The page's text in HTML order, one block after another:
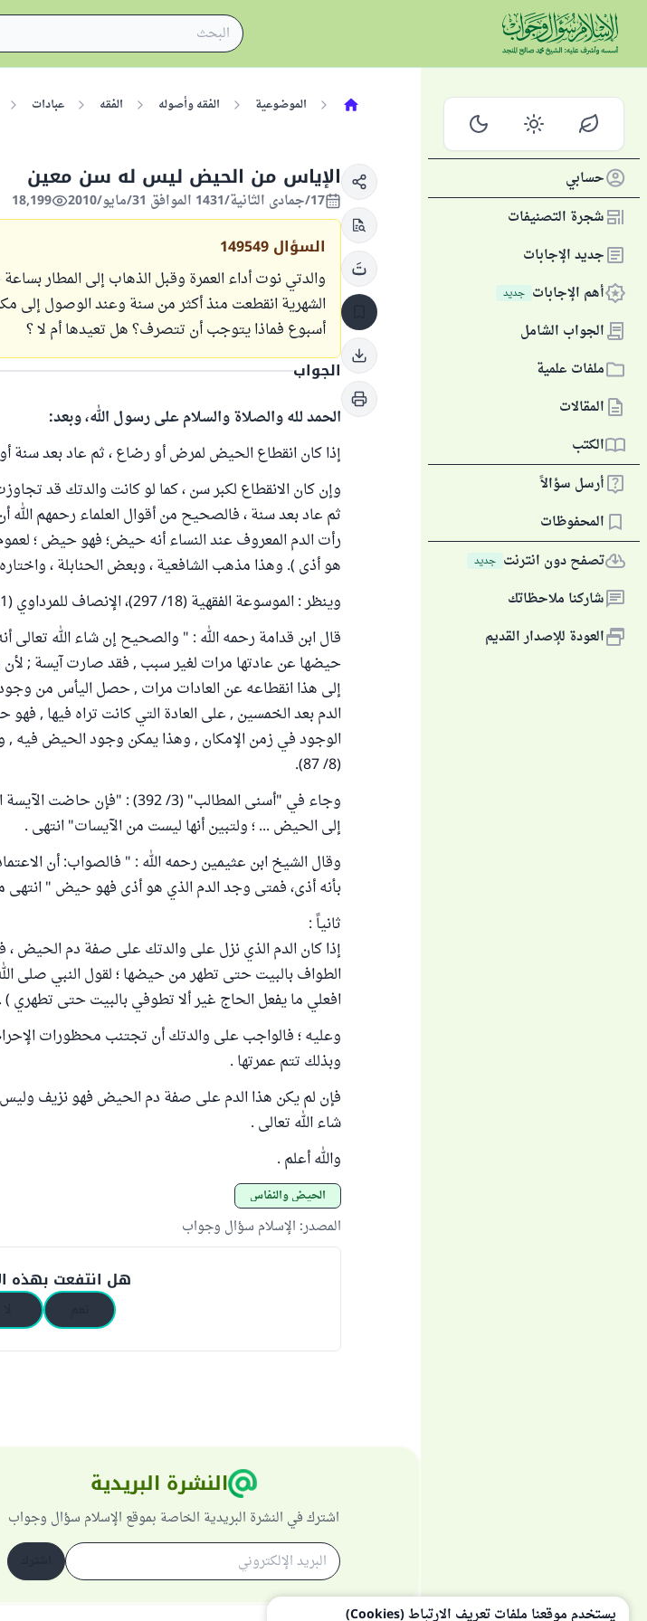
حسابي
شجرة التصنيفات
جديد الإجابات
أهم الإجابات جديد
الجواب الشامل
ملفات علمية
المقالات
الكتب
أرسل سؤالاً
المحفوظات
تصفح دون انترنت جديد
شاركنا ملاحظاتك
العودة للإصدار القديم
الموضوعية الفقه وأصوله الفقه عبادات
الإياس من الحيض ليس له سن معين
17/جمادى الثانية/1431 الموافق 31/مايو/2010 18,199
السؤال 149549
والدتي نوت أداء العمرة وقبل الذهاب إلى المطار
الشهرية انقطعت منذ أكثر من سنة وعند الوصول إلى
أسبوع فماذا يتوجب أن تتصرف؟ هل تعيدها أم لا ؟
الجواب
الحمد لله والصلاة والسلام على رسول الله، وبعد:
إذا كان انقطاع الحيض لمرض أو رضاع ، ثم عاد بعد سنة
وإن كان الانقطاع لكبر سن ، كما لو كانت والدتك قد
ثم عاد بعد سنة ، فالصحيح من أقوال العلماء رحمهم الله
رأت الدم المعروف عند النساء أنه حيض؛ فهو حيض ؛
هو أذى ). وهذا مذهب الشافعية ، وبعض الحنابلة ،
وينظر : الموسوعة الفقهية (18/ 297)، الإنصاف للمرداوي (1/ 356).
قال ابن قدامة رحمه الله : " والصحيح إن شاء الله تعالى
حيضها عن عادتها مرات لغير سبب , فقد صارت آيسة ;
إلى هذا انقطاعه عن العادات مرات , حصل اليأس من
الدم بعد الخمسين , على العادة التي كانت تراه فيها ,
الوجود في زمن الإمكان , وهذا يمكن وجود الحيض فيه ,
(8/ 87).
وجاء في "أسنى المطالب" (3/ 392)
إلى الحيض ... ؛ ولتبين أنها ليست من الآيسات" انتهى .
وقال الشيخ ابن عثيمين رحمه الله : " فالصواب: أن
بأنه أذى، فمتى وجد الدم الذي هو أذى فهو حيض " انتهى من
ثانياً :
إذا كان الدم الذي نزل على والدتك على صفة دم الحيض ،
الطواف بالبيت حتى تطهر من حيضها ؛ لقول النبي صلى
افعلي ما يفعل الحاج غير ألا تطوفي بالبيت حتى تطهري ) .
وعليه ؛ فالواجب على والدتك أن تجتنب محظورات
وبذلك تتم عمرتها .
فإن لم يكن هذا الدم على صفة دم الحيض فهو نزيف
شاء الله تعالى .
والله أعلم .
الحيض والنفاس
المصدر: الإسلام سؤال وجواب
هل انتفعت بهذه
النشرة البريدية
اشترك في النشرة البريدية الخاصة بموقع الإسلام سؤال وجواب
يستخدم موقعنا ملفات تعريف الارتباط (Cookies)